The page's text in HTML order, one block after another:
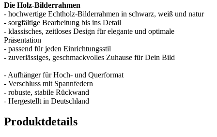
Die Holz-Bilderrahmen
- hochwertige Echtholz-Bilderrahmen in schwarz, weiß und natur
- sorgfältige Bearbeitung bis ins Detail
- klassisches, zeitloses Design für elegante und optimale
Präsentation
- passend für jeden Einrichtungsstil
- zuverlässiges, geschmackvolles Zuhause für Dein Bild
- Aufhänger für Hoch- und Querformat
- Verschluss mit Spannfedern
- robuste, stabile Rückwand
- Hergestellt in Deutschland
Produktdetails